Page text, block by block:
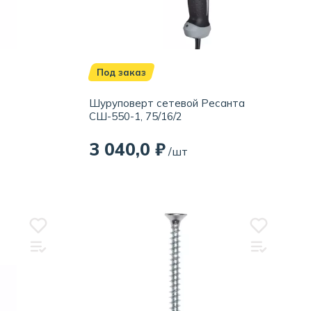
Под заказ
Шуруповерт сетевой Ресанта
СШ-550-1, 75/16/2
3 040,0 ₽ /шт